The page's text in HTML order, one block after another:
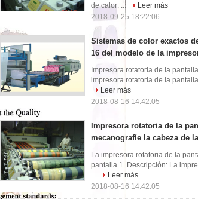
de calor: ...
Leer más
2018-09-25 18:22:06
Sistemas de color exactos
16 del modelo de la
Impresora rotatoria de la
impresora rotatoria de la
Leer más
2018-08-16 14:42:05
Impresora rotatoria de la
mecanografíe la cabeza de
La impresora rotatoria de la
pantalla 1. Descripción: La
...
Leer más
2018-08-16 14:42:05